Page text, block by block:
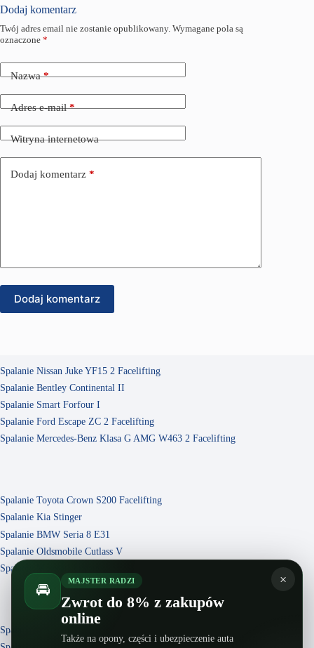
Dodaj komentarz
Twój adres email nie zostanie opublikowany. Wymagane pola są
oznaczone *
Nazwa*
Adres e-mail*
Witryna internetowa
Dodaj komentarz *
Dodaj komentarz
Spalanie Nissan Juke YF15 2 Facelifting
Spalanie Bentley Continental II
Spalanie Smart Forfour I
Spalanie Ford Escape ZC 2 Facelifting
Spalanie Mercedes-Benz Klasa G AMG W463 2 Facelifting
Spalanie Toyota Crown S200 Facelifting
Spalanie Kia Stinger
Spalanie BMW Seria 8 E31
Spalanie Oldsmobile Cutlass V
Spalanie Maserati Levante
Spalanie Daewoo Damas II
×
🚘 MAJSTER RADZI
Zwrot do 8% z zakupów
online
Także na opony, części i ubezpieczenie auta